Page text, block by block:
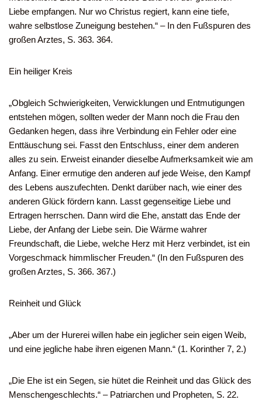
Liebe empfangen. Nur wo Christus regiert, kann eine tiefe,
wahre selbstlose Zuneigung bestehen.“ – In den Fußspuren des
großen Arztes, S. 363. 364.
Ein heiliger Kreis
„Obgleich Schwierigkeiten, Verwicklungen und Entmutigungen
entstehen mögen, sollten weder der Mann noch die Frau den
Gedanken hegen, dass ihre Verbindung ein Fehler oder eine
Enttäuschung sei. Fasst den Entschluss, einer dem anderen
alles zu sein. Erweist einander dieselbe Aufmerksamkeit wie am
Anfang. Einer ermutige den anderen auf jede Weise, den Kampf
des Lebens auszufechten. Denkt darüber nach, wie einer des
anderen Glück fördern kann. Lasst gegenseitige Liebe und
Ertragen herrschen. Dann wird die Ehe, anstatt das Ende der
Liebe, der Anfang der Liebe sein. Die Wärme wahrer
Freundschaft, die Liebe, welche Herz mit Herz verbindet, ist ein
Vorgeschmack himmlischer Freuden.“ (In den Fußspuren des
großen Arztes, S. 366. 367.)
Reinheit und Glück
„Aber um der Hurerei willen habe ein jeglicher sein eigen Weib,
und eine jegliche habe ihren eigenen Mann.“ (1. Korinther 7, 2.)
„Die Ehe ist ein Segen, sie hütet die Reinheit und das Glück des
Menschengeschlechts.“ – Patriarchen und Propheten, S. 22.